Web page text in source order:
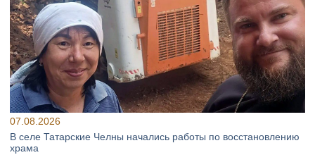
07.08.2026
В селе Татарские Челны начались работы по восстановлению
храма